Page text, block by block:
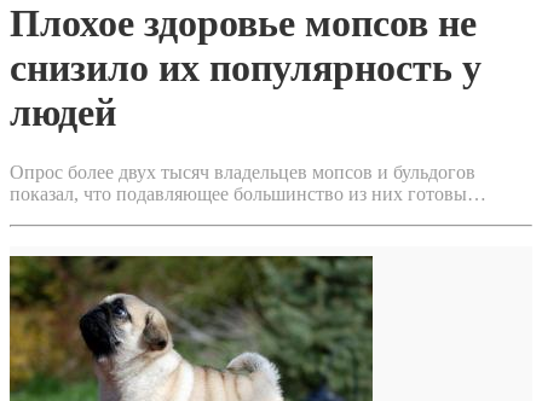
Плохое здоровье мопсов не
снизило их популярность у
людей
Опрос более двух тысяч владельцев мопсов и бульдогов
показал, что подавляющее большинство из них готовы…